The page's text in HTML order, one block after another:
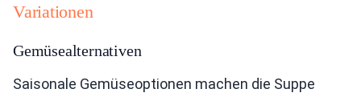
Variationen
Gemüsealternativen
Saisonale Gemüseoptionen machen die Suppe